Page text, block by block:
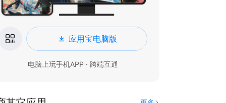
应用宝电脑版
电脑上玩手机APP · 跨端互通